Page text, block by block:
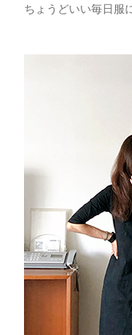
ちょうどいい毎日服